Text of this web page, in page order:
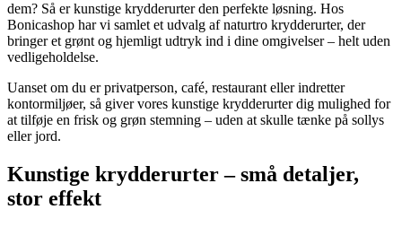
dem? Så er kunstige krydderurter den perfekte løsning. Hos
Bonicashop har vi samlet et udvalg af naturtro krydderurter, der
bringer et grønt og hjemligt udtryk ind i dine omgivelser – helt uden
vedligeholdelse.
Uanset om du er privatperson, café, restaurant eller indretter
kontormiljøer, så giver vores kunstige krydderurter dig mulighed for
at tilføje en frisk og grøn stemning – uden at skulle tænke på sollys
eller jord.
Kunstige krydderurter – små detaljer,
stor effekt